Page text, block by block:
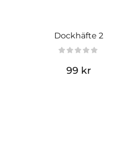
Dockhäfte 2
99 kr